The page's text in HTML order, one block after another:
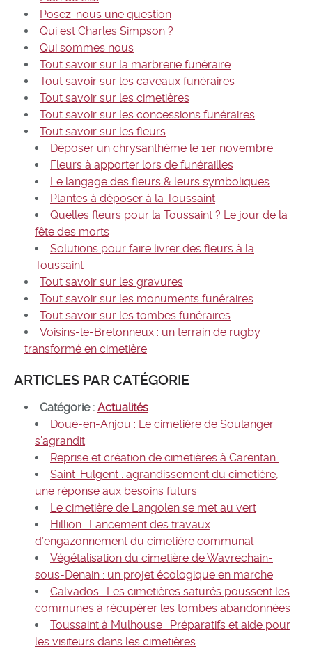
Posez-nous une question
Qui est Charles Simpson ?
Qui sommes nous
Tout savoir sur la marbrerie funéraire
Tout savoir sur les caveaux funéraires
Tout savoir sur les cimetières
Tout savoir sur les concessions funéraires
Tout savoir sur les fleurs
Déposer un chrysanthème le 1er novembre
Fleurs à apporter lors de funérailles
Le langage des fleurs & leurs symboliques
Plantes à déposer à la Toussaint
Quelles fleurs pour la Toussaint ? Le jour de la
fête des morts
Solutions pour faire livrer des fleurs à la
Toussaint
Tout savoir sur les gravures
Tout savoir sur les monuments funéraires
Tout savoir sur les tombes funéraires
Voisins-le-Bretonneux : un terrain de rugby
transformé en cimetière
ARTICLES PAR CATÉGORIE
Catégorie : Actualités
Doué-en-Anjou : Le cimetière de Soulanger
s’agrandit
Reprise et création de cimetières à Carentan
Saint-Fulgent : agrandissement du cimetière,
une réponse aux besoins futurs
Le cimetière de Langolen se met au vert
Hillion : Lancement des travaux
d’engazonnement du cimetière communal
Végétalisation du cimetière de Wavrechain-
sous-Denain : un projet écologique en marche
Calvados : Les cimetières saturés poussent les
communes à récupérer les tombes abandonnées
Toussaint à Mulhouse : Préparatifs et aide pour
les visiteurs dans les cimetières